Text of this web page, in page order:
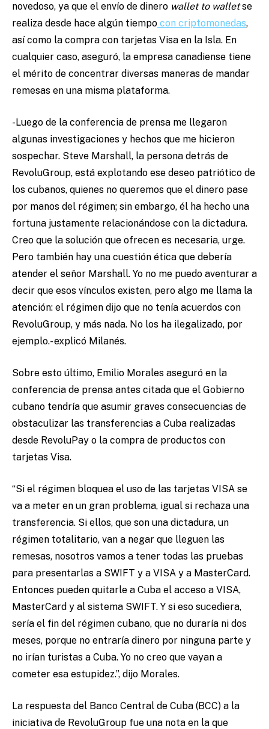
novedoso, ya que el envío de dinero wallet to walletse
realiza desde hace algún tiempo con criptomonedas,
así como la compra con tarjetas Visa en la Isla. En
cualquier caso, aseguró, la empresa canadiense tiene
el mérito de concentrar diversas maneras de mandar
remesas en una misma plataforma.
-Luego de la conferencia de prensa me llegaron
algunas investigaciones y hechos que me hicieron
sospechar. Steve Marshall, la persona detrás de
RevoluGroup, está explotando ese deseo patriótico de
los cubanos, quienes no queremos que el dinero pase
por manos del régimen; sin embargo, él ha hecho una
fortuna justamente relacionándose con la dictadura.
Creo que la solución que ofrecen es necesaria, urge.
Pero también hay una cuestión ética que debería
atender el señor Marshall. Yo no me puedo aventurar a
decir que esos vínculos existen, pero algo me llama la
atención: el régimen dijo que no tenía acuerdos con
RevoluGroup, y más nada. No los ha ilegalizado, por
ejemplo.- explicó Milanés.
Sobre esto último, Emilio Morales aseguró en la
conferencia de prensa antes citada que el Gobierno
cubano tendría que asumir graves consecuencias de
obstaculizar las transferencias a Cuba realizadas
desde RevoluPay o la compra de productos con
tarjetas Visa.
“Si el régimen bloquea el uso de las tarjetas VISA se
va a meter en un gran problema, igual si rechaza una
transferencia. Si ellos, que son una dictadura, un
régimen totalitario, van a negar que lleguen las
remesas, nosotros vamos a tener todas las pruebas
para presentarlas a SWIFT y a VISA y a MasterCard.
Entonces pueden quitarle a Cuba el acceso a VISA,
MasterCard y al sistema SWIFT. Y si eso sucediera,
sería el fin del régimen cubano, que no duraría ni dos
meses, porque no entraría dinero por ninguna parte y
no irían turistas a Cuba. Yo no creo que vayan a
cometer esa estupidez.”, dijo Morales.
La respuesta del Banco Central de Cuba (BCC) a la
iniciativa de RevoluGroup fue una nota en la que